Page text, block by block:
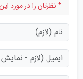
* نظرتان را در مورد